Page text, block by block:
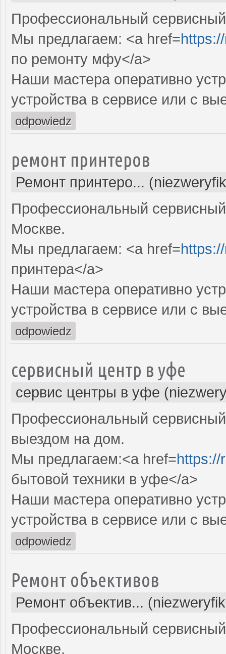
Профессиональный
Мы предлагаем: <a href=
по ремонту мфу</a>
Наши мастера оперативно
устройства в сервисе или с
odpowiedz
ремонт принтеров
Ремонт принтеро...
Профессиональный
Москве.
Мы предлагаем: <a href=
принтера</a>
Наши мастера оперативно
устройства в сервисе или с
odpowiedz
сервисный центр в уфе
сервис центры в уфе
Профессиональный
выездом на дом.
Мы предлагаем:<a href=https://
бытовой техники в уфе</a>
Наши мастера оперативно
устройства в сервисе или с
odpowiedz
Ремонт объективов
Ремонт объектив...
Профессиональный
Москве.